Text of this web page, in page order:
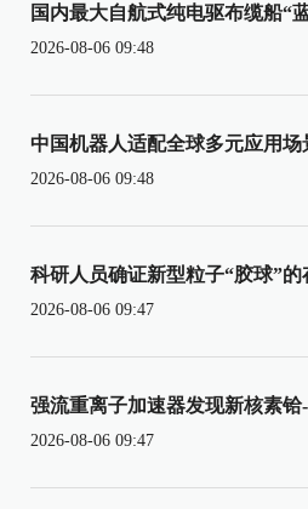
国内最大自航式纯电驱布缆船“
2026-08-06 09:48
中国机器人适配全球多元应用场
2026-08-06 09:48
科研人员确证新型粒子“胶球”的
2026-08-06 09:47
强流重离子加速器发现新核素铪
2026-08-06 09:47